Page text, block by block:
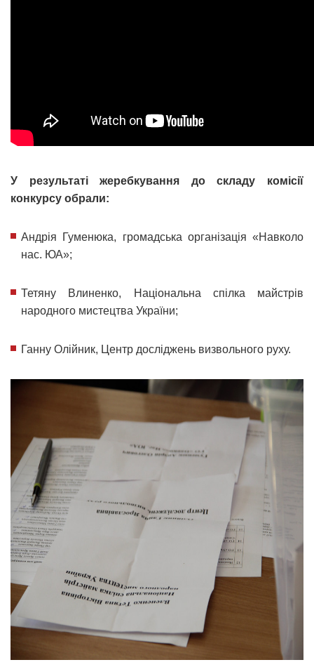
У результаті жеребкування до складу комісії
конкурсу обрали:
Андрія Гуменюка, громадська організація «Навколо
нас. ЮА»;
Тетяну Влиненко, Національна спілка майстрів
народного мистецтва України;
Ганну Олійник, Центр досліджень визвольного руху.